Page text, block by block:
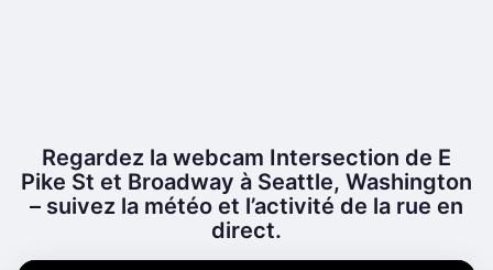
Regardez la webcam Intersection de E
Pike St et Broadway à Seattle, Washington
– suivez la météo et l’activité de la rue en
direct.